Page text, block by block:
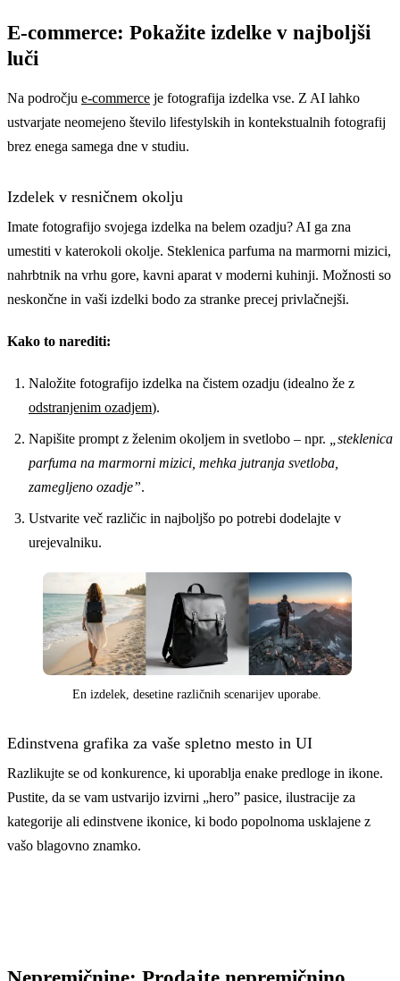
E-commerce: Pokažite izdelke v najboljši
luči
Na področju e-commerce je fotografija izdelka vse. Z AI lahko
ustvarjate neomejeno število lifestylskih in kontekstualnih fotografij
brez enega samega dne v studiu.
Izdelek v resničnem okolju
Imate fotografijo svojega izdelka na belem ozadju? AI ga zna
umestiti v katerokoli okolje. Steklenica parfuma na marmorni mizici,
nahrbtnik na vrhu gore, kavni aparat v moderni kuhinji. Možnosti so
neskončne in vaši izdelki bodo za stranke precej privlačnejši.
Kako to narediti:
Naložite fotografijo izdelka na čistem ozadju (idealno že z
odstranjenim ozadjem).
Napišite prompt z želenim okoljem in svetlobo – npr.
„steklenica
parfuma na marmorni mizici, mehka jutranja svetloba,
zamegljeno ozadje”.
Ustvarite več različic in najboljšo po potrebi dodelajte v
urejevalniku.
En izdelek, desetine različnih scenarijev uporabe.
Edinstvena grafika za vaše spletno mesto in UI
Razlikujte se od konkurence, ki uporablja enake predloge in ikone.
Pustite, da se vam ustvarijo izvirni „hero” pasice, ilustracije za
kategorije ali edinstvene ikonice, ki bodo popolnoma usklajene z
vašo blagovno znamko.